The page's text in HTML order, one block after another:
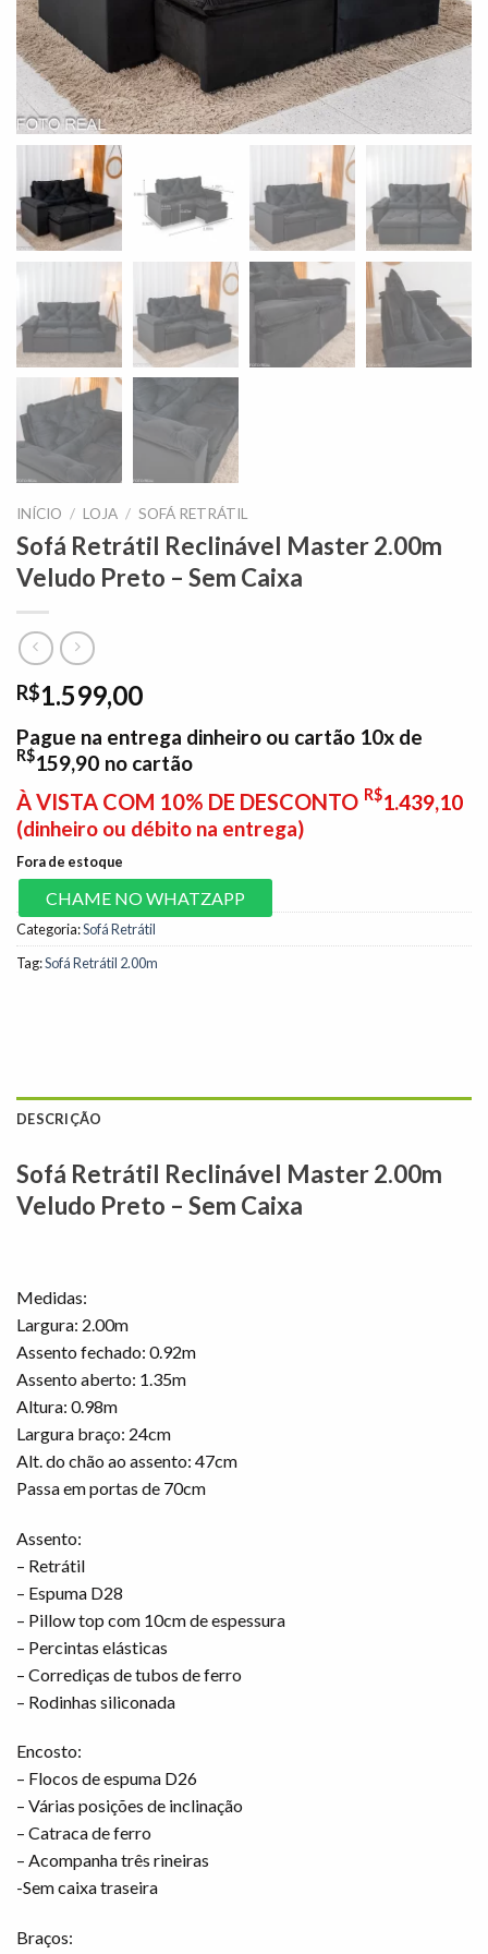
INÍCIO / LOJA / SOFÁ RETRÁTIL
Sofá Retrátil Reclinável Master 2.00m
Veludo Preto – Sem Caixa
R$1.599,00
Pague na entrega dinheiro ou cartão 10x de
R$159,90 no cartão
À VISTA COM 10% DE DESCONTO R$1.439,10
(dinheiro ou débito na entrega)
Fora de estoque
CHAME NO WHATZAPP
Categoria:Sofá Retrátil
Tag:Sofá Retrátil 2.00m
DESCRIÇÃO
Sofá Retrátil Reclinável Master 2.00m
Veludo Preto – Sem Caixa
Medidas:
Largura: 2.00m
Assento fechado: 0.92m
Assento aberto: 1.35m
Altura: 0.98m
Largura braço: 24cm
Alt. do chão ao assento: 47cm
Passa em portas de 70cm
Assento:
– Retrátil
– Espuma D28
– Pillow top com 10cm de espessura
– Percintas elásticas
– Corrediças de tubos de ferro
– Rodinhas siliconada
Encosto:
– Flocos de espuma D26
– Várias posições de inclinação
– Catraca de ferro
– Acompanha três rineiras
-Sem caixa traseira
Braços: